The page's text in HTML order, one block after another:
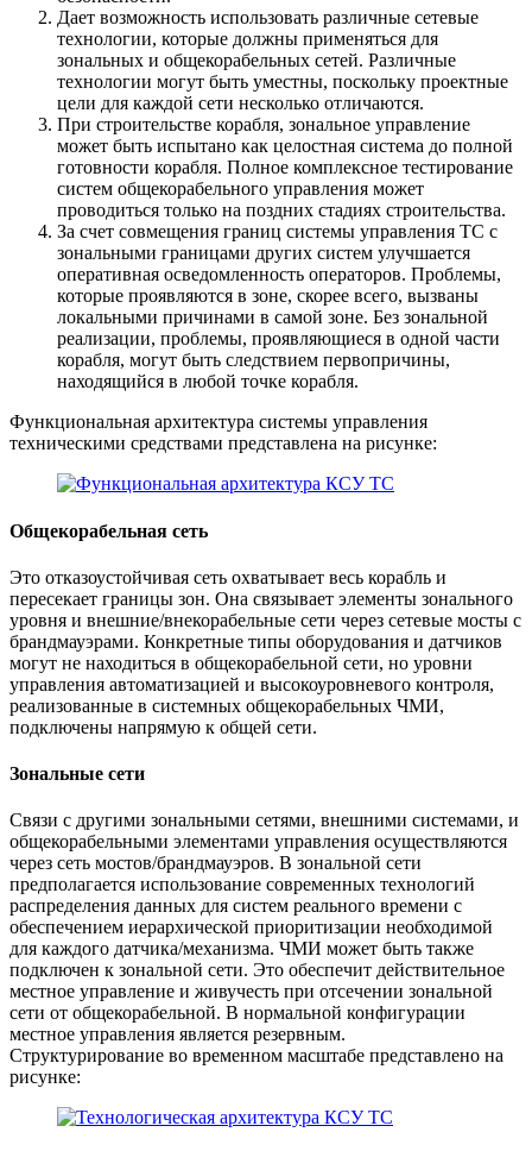
Дает возможность использовать различные сетевые
технологии, которые должны применяться для
зональных и общекорабельных сетей. Различные
технологии могут быть уместны, поскольку проектные
цели для каждой сети несколько отличаются.
При строительстве корабля, зональное управление
может быть испытано как целостная система до полной
готовности корабля. Полное комплексное тестирование
систем общекорабельного управления может
проводиться только на поздних стадиях строительства.
За счет совмещения границ системы управления ТС с
зональными границами других систем улучшается
оперативная осведомленность операторов. Проблемы,
которые проявляются в зоне, скорее всего, вызваны
локальными причинами в самой зоне. Без зональной
реализации, проблемы, проявляющиеся в одной части
корабля, могут быть следствием первопричины,
находящийся в любой точке корабля.
Функциональная архитектура системы управления
техническими средствами представлена на рисунке:
Общекорабельная сеть
Это отказоустойчивая сеть охватывает весь корабль и
пересекает границы зон. Она связывает элементы зонального
уровня и внешние/внекорабельные сети через сетевые мосты с
брандмауэрами. Конкретные типы оборудования и датчиков
могут не находиться в общекорабельной сети, но уровни
управления автоматизацией и высокоуровневого контроля,
реализованные в системных общекорабельных ЧМИ,
подключены напрямую к общей сети.
Зональные сети
Связи с другими зональными сетями, внешними системами, и
общекорабельными элементами управления осуществляются
через сеть мостов/брандмауэров. В зональной сети
предполагается использование современных технологий
распределения данных для систем реального времени с
обеспечением иерархической приоритизации необходимой
для каждого датчика/механизма. ЧМИ может быть также
подключен к зональной сети. Это обеспечит действительное
местное управление и живучесть при отсечении зональной
сети от общекорабельной. В нормальной конфигурации
местное управления является резервным.
Структурирование во временном масштабе представлено на
рисунке: